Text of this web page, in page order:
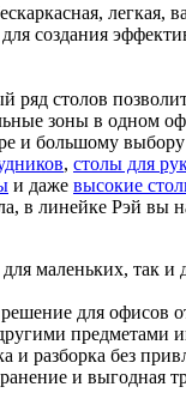
легкая,
создания
столов
зоны в одном
и большому выбору
, столы для
и даже высокие
в линейке Рэй вы
маленьких, так и
для офисов
предметами
и разборка без
и выгодная